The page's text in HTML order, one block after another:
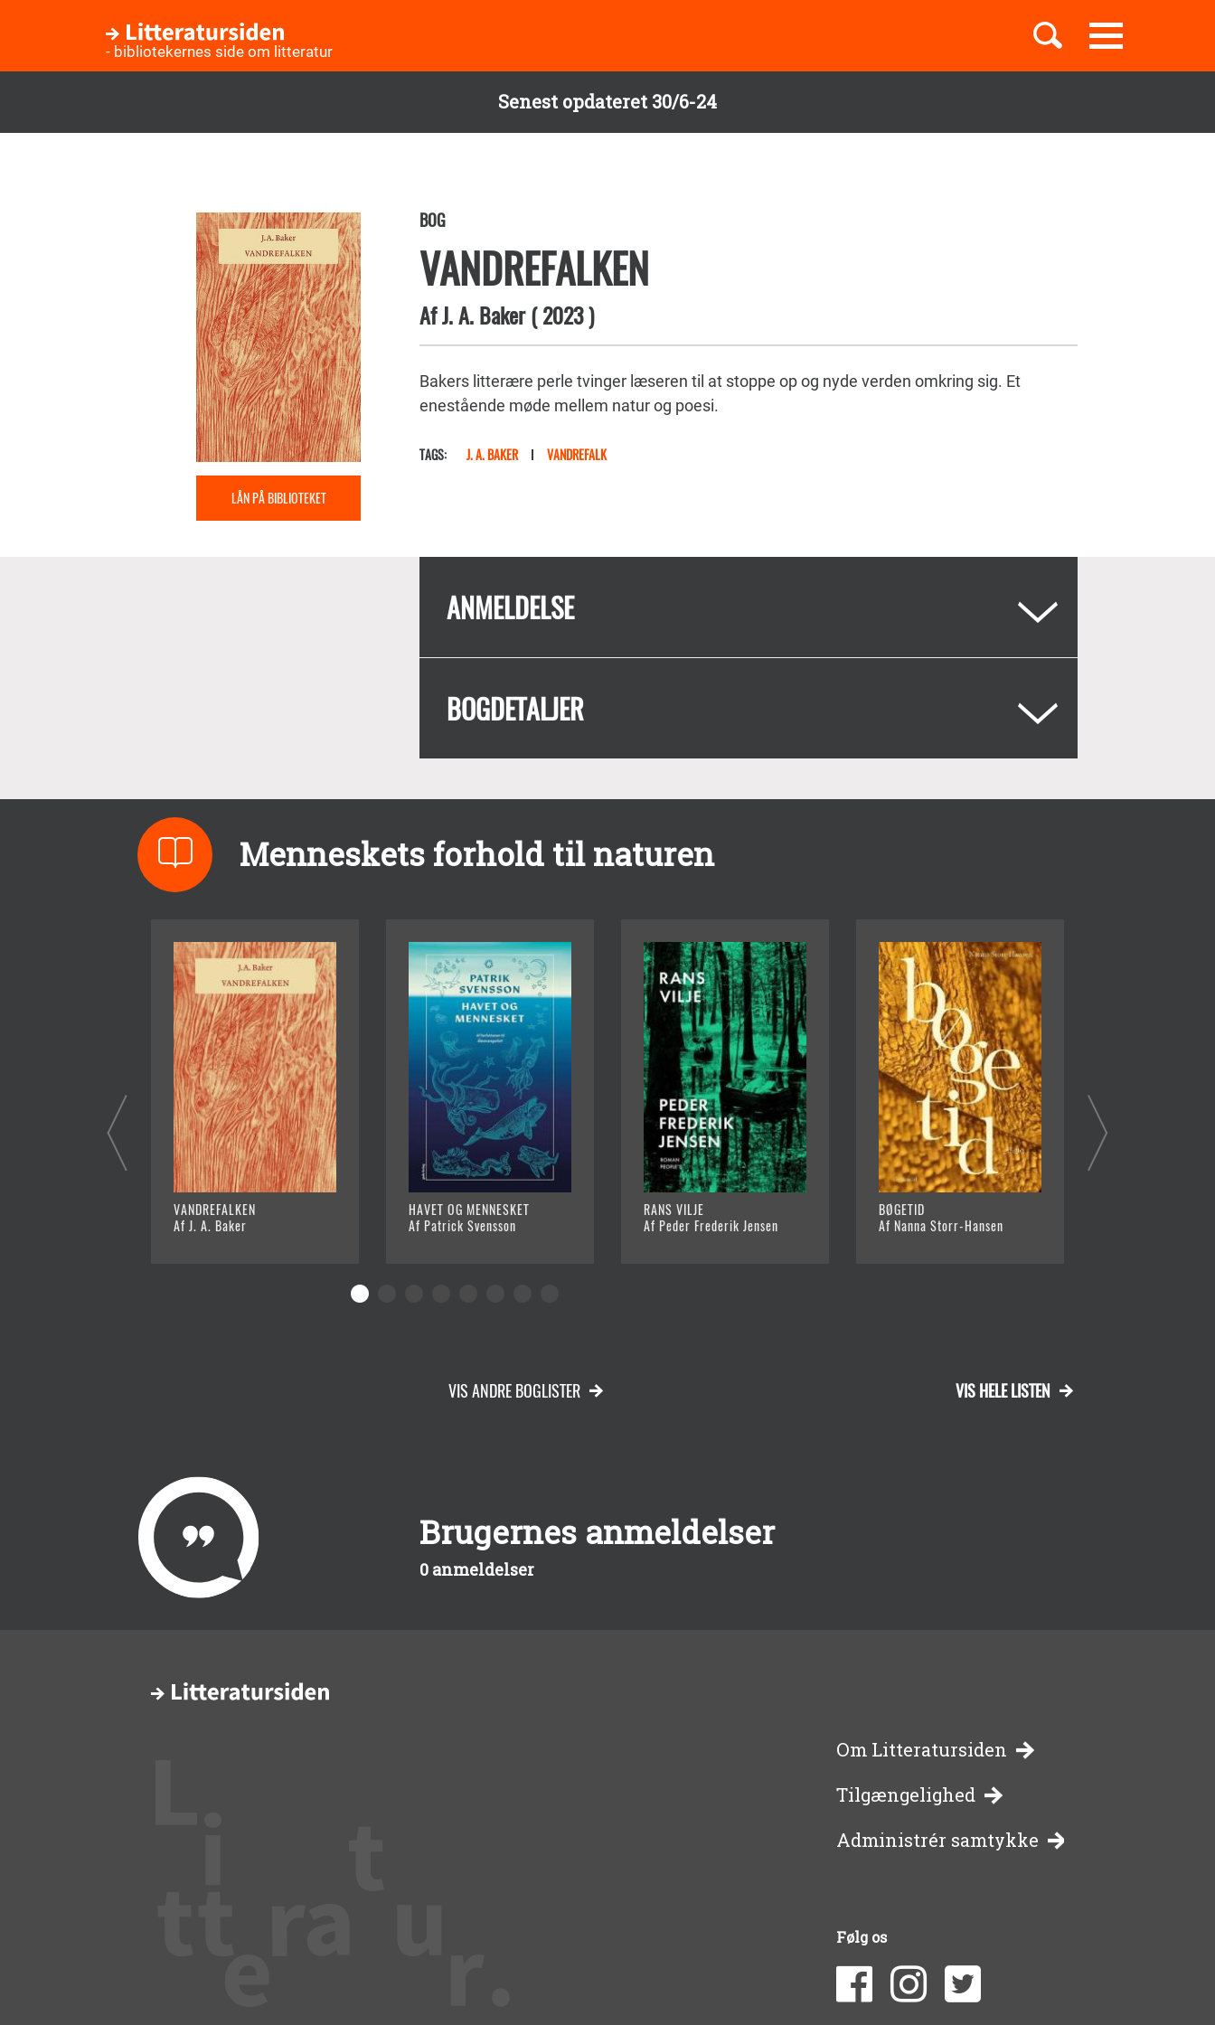
Senest opdateret 30/6-24
Toggle
navigation
- bibliotekernes side om litteratur
Børnebøger
Temaer
LÅN PÅ BIBLIOTEKET
BOG
VANDREFALKEN
AfJ. A. Baker(2023)
Bakers litterære perle tvinger læseren til at stoppe op og nyde verden omkring sig. Et
enestående møde mellem natur og poesi.
TAGS J. A. BAKER VANDREFALK
ANMELDELSE
BOGDETALJER
Menneskets forhold til naturen
VANDREFALKEN
Af J. A. Baker
HAVET OG MENNESKET
Af Patrick Svensson
RANS VILJE
Af Peder Frederik Jensen
BØGETID
Af Nanna Storr-Hansen
VIS HELE LISTEN
VIS ANDRE BOGLISTER
Brugernes anmeldelser
0 anmeldelser
-
bibliotekernes
om
litteratur
Om Litteratursiden
Tilgængelighed
Administrér samtykke
Følg os